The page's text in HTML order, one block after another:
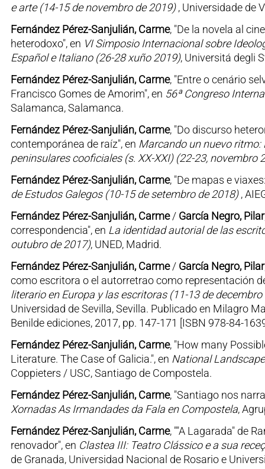
e arte (14-15 de novembro de 2019), Universidade de
Fernández Pérez-Sanjulián, Carme, "De la novela al
heterodoxo", en VI Simposio Internacional sobre
Español e Italiano (26-28 xuño 2019), Universitá degli
Fernández Pérez-Sanjulián, Carme, "Entre o cenário
Francisco Gomes de Amorim", en 56ª Congreso
Salamanca, Salamanca.
Fernández Pérez-Sanjulián, Carme, "Do discurso
contemporánea de raíz", en Marcando un nuevo
peninsulares cooficiales (s. XX-XXI) (22-23, novembro
Fernández Pérez-Sanjulián, Carme, "De mapas e
de Estudos Galegos (10-15 de setembro de 2018),
Fernández Pérez-Sanjulián, Carme/ García Negro, Pilar
correspondencia", en La identidad autorial de las
outubro de 2017), UNED, Madrid.
Fernández Pérez-Sanjulián, Carme/ García Negro, Pilar
como escritora o el autorretrao como representación
literario en Europa y las escritoras (11-13 de decembro
Universidad de Sevilla, Sevilla. Publicado en Milagro
Benilde ediciones, 2017, pp. 147-171 [ISBN 978-84-
Fernández Pérez-Sanjulián, Carme, "How many
Literature. The Case of Galicia.", en National
Coppieters / USC, Santiago de Compostela.
Fernández Pérez-Sanjulián, Carme, "Santiago nos
Xornadas As Irmandades da Fala en Compostela,
Fernández Pérez-Sanjulián, Carme, ""A Lagarada" de
renovador", en Clastea III: Teatro Clássico e a sua
de Granada, Universidad Nacional de Rosario e